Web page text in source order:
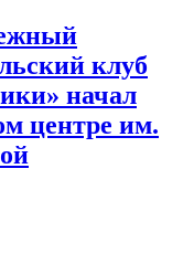
клуб
начал
центре им.